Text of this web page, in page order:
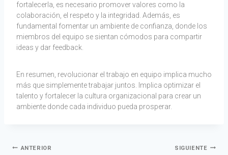
fortalecerla, es necesario promover valores como la
colaboración, el respeto y la integridad. Además, es
fundamental fomentar un ambiente de confianza, donde los
miembros del equipo se sientan cómodos para compartir
ideas y dar feedback.
En resumen, revolucionar el trabajo en equipo implica mucho
más que simplemente trabajar juntos. Implica optimizar el
talento y fortalecer la cultura organizacional para crear un
ambiente donde cada individuo pueda prosperar.
ANTERIOR SIGUIENTE